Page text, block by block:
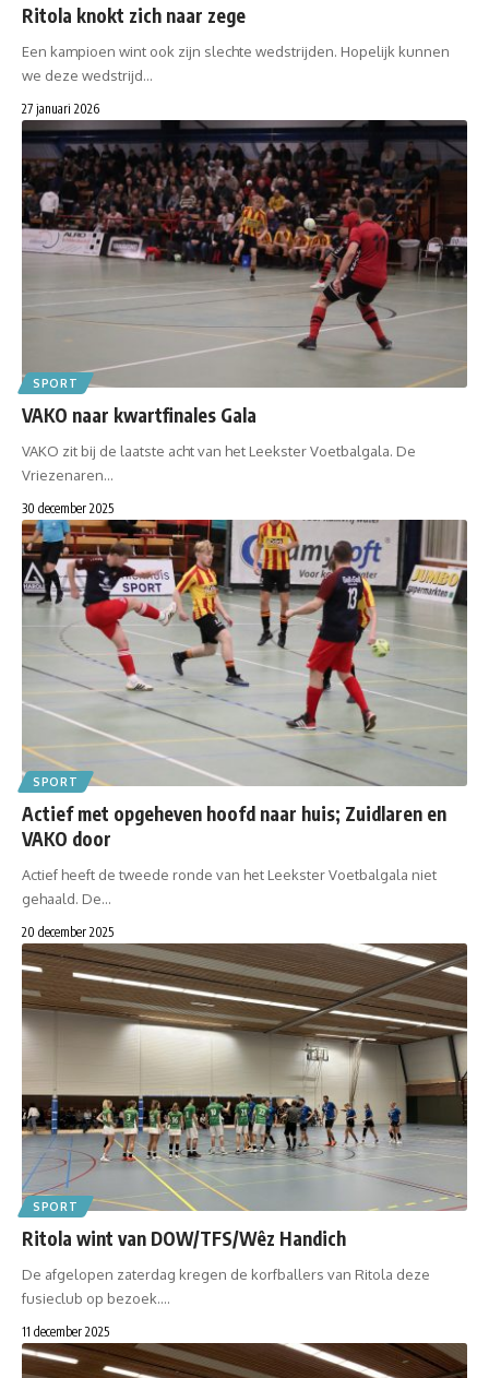
Ritola knokt zich naar zege
Een kampioen wint ook zijn slechte wedstrijden. Hopelijk kunnen
we deze wedstrijd…
27 januari 2026
SPORT
VAKO naar kwartfinales Gala
VAKO zit bij de laatste acht van het Leekster Voetbalgala. De
Vriezenaren…
30 december 2025
SPORT
Actief met opgeheven hoofd naar huis; Zuidlaren en
VAKO door
Actief heeft de tweede ronde van het Leekster Voetbalgala niet
gehaald. De…
20 december 2025
SPORT
Ritola wint van DOW/TFS/Wêz Handich
De afgelopen zaterdag kregen de korfballers van Ritola deze
fusieclub op bezoek.…
11 december 2025